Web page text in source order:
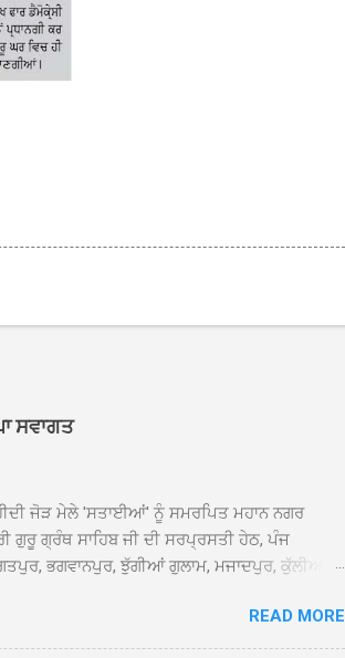
ਸਵਾਗਤ
ਜੋੜ ਮੇਲੇ 'ਸਤਾਈਆਂ' ਨੂੰ ਸਮਰਪਿਤ ਮਹਾਨ ਨਗਰ
ਗੁਰੂ ਗ੍ਰੰਥ ਸਾਹਿਬ ਜੀ ਦੀ ਸਰਪ੍ਰਸਤੀ ਹੇਠ, ਪੰਜ
ਭਗਵਾਨਪੁਰ, ਝੁੱਗੀਆਂ ਗੁਲਾਮ, ਮਜਾਦਪੁਰ, ਕੁੱਲੀਆਂ,
ਸਾਹਿਬ ਠੱਟਾ ਵਿਖੇ ਪਹੁੰਚਣ ’ਤੇ ਮੁੱਖ ਸੇਵਾਦਾਰ
ਨਿੱਘਾ ਸਵਾਗਤ ਕੀਤਾ ਗਿਆ। ਗੁਰਦੁਆਰਾ ਸ੍ਰੀ
READ MORE